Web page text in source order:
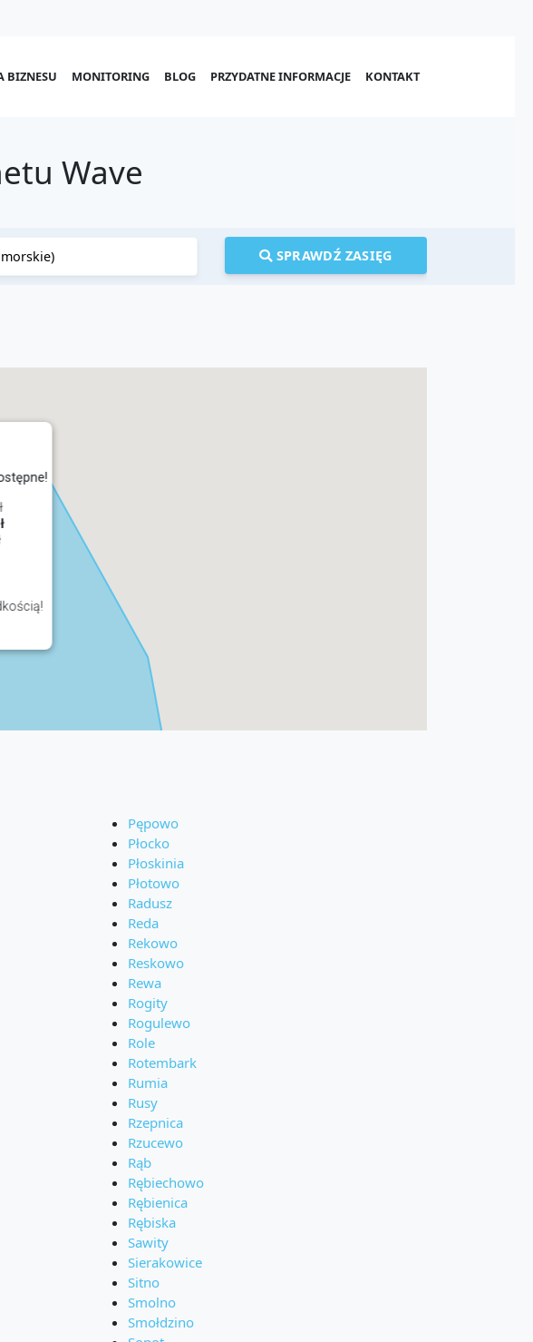
BIZNESU MONITORING BLOG PRZYDATNE INFORMACJE KONTAKT
Wave
SPRAWDŹ ZASIĘG
Pępowo
Płocko
Płoskinia
Płotowo
Radusz
Reda
Rekowo
Reskowo
Rewa
Rogity
Rogulewo
Role
Rotembark
Rumia
Rusy
Rzepnica
Rzucewo
Rąb
Rębiechowo
Rębienica
Rębiska
Sawity
Sierakowice
Sitno
Smolno
Smołdzino